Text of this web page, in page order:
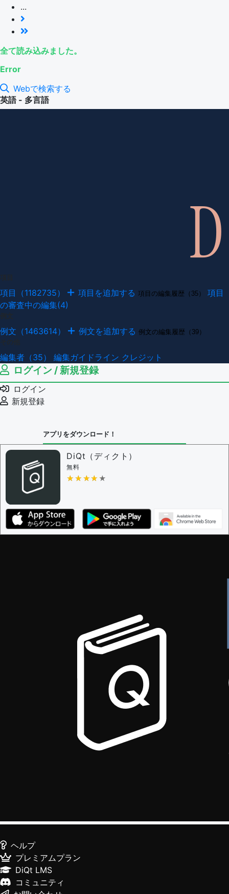
...
全て読み込みました。
Error
Webで検索する
英語 - 多言語
項目（1182735） 項目を追加する 項目の編集履歴（35）
項目
の審査中の編集(4)
例文（1463614） 例文を追加する 例文の編集履歴（39）
編集者（35） 編集ガイドライン クレジット
ログイン / 新規登録
ログイン
新規登録
アプリをダウンロード！
DiQt（ディクト）
無料
★★★★★
★★★★★
ヘルプ
プレミアムプラン
DiQt LMS
コミュニティ